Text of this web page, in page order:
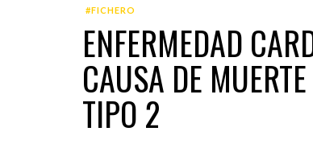
#FICHERO
ENFERMEDAD
CAUSA DE
TIPO 2